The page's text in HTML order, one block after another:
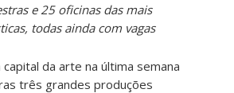
e 25 oficinas das mais
todas ainda com vagas
da arte na última semana
três grandes produções